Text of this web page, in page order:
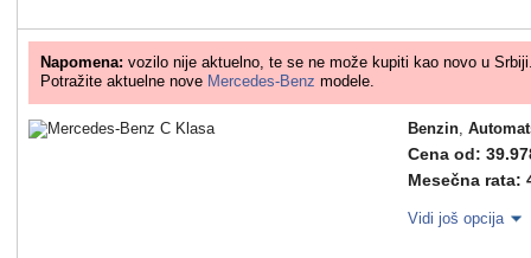
Napomena: vozilo nije aktuelno, te se ne može kupiti kao novo u
Potražite aktuelne nove Mercedes-Benz modele.
Benzin
Cena od:
Mesečna rata:
Vidi još opcija